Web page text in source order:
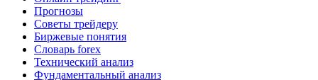
Прогнозы
Советы трейдеру
Биржевые понятия
Словарь forex
Технический анализ
Фундаментальный анализ